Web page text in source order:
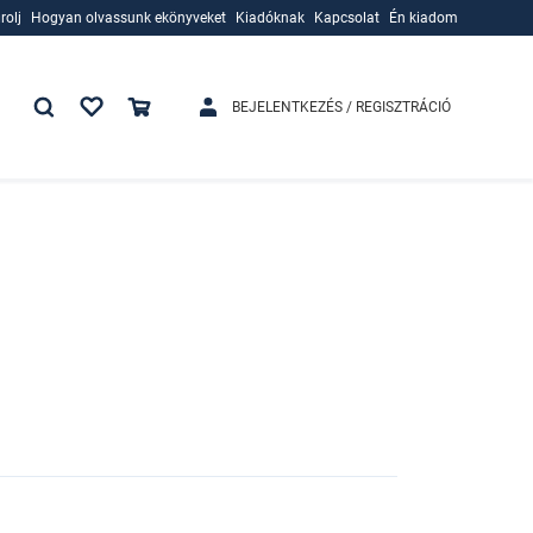
Hogyan olvassunk ekönyveket
Kiadóknak
Kapcsolat Én kiadom
BEJELENTKEZÉS / REGISZTRÁCIÓ